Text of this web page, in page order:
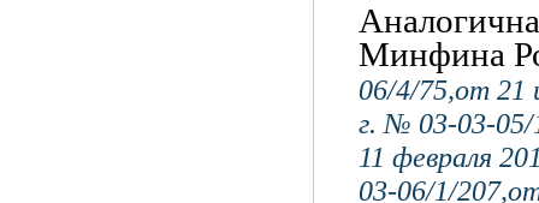
Минфина
06/4/75,от 21
г. № 03-03-
11 февраля
03-06/1/